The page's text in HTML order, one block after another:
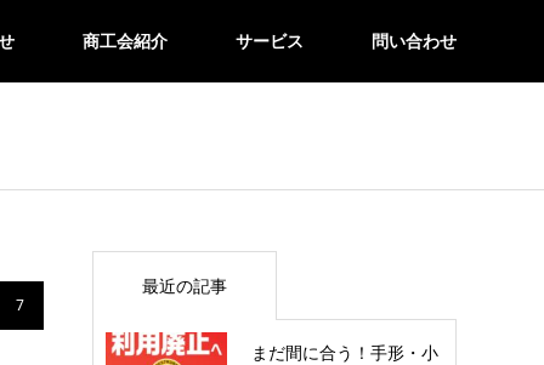
商工会紹介 サービス 問い合わせ
7
最近の記事
まだ間に合う！手形・小